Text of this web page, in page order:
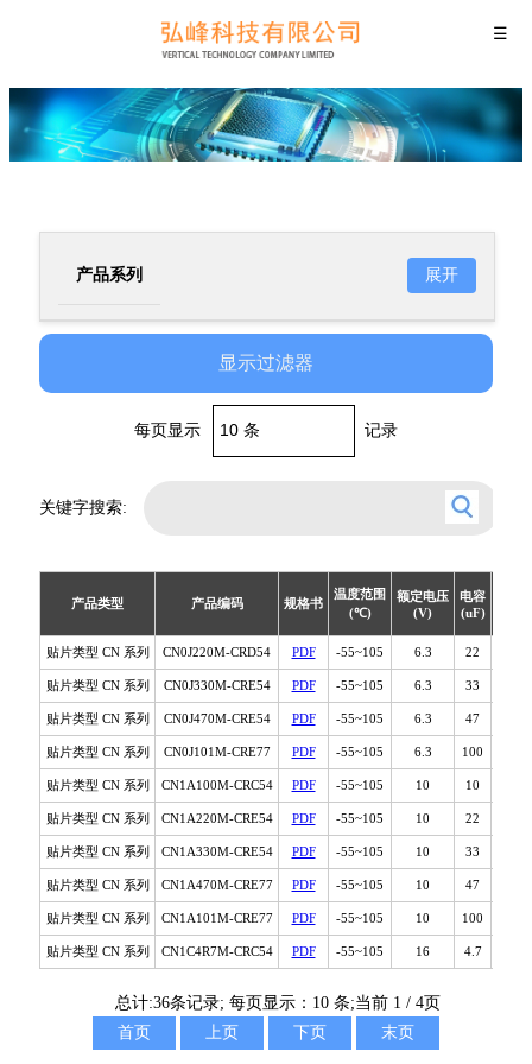
☰
产品系列 展开
VT系列贴片铝电解电容器
VE系列贴片铝电解电容器
SS系列贴片铝电解电容器
(小型品)
SC系列贴片铝电解电容器
(低漏电品)
KH系列贴片铝电解电容器
(高可靠性)
HU系列贴片铝电解电容器
(高压长寿命品)
FZ系列贴片铝电解电容器
(长寿命极低阻抗品)
CN系列贴片铝电解电容器
(双极性品)
显示过滤器
每页显示 记录
关键字搜索:
产品类型 产品编码 规格书
温度范围
(℃)
额定电压
(V)
电容
(uF)
贴片类型 CN 系列 CN0J220M-CRD54 PDF -55~105 6.3 22
贴片类型 CN 系列 CN0J330M-CRE54 PDF -55~105 6.3 33
贴片类型 CN 系列 CN0J470M-CRE54 PDF -55~105 6.3 47
贴片类型 CN 系列 CN0J101M-CRE77 PDF -55~105 6.3 100
贴片类型 CN 系列 CN1A100M-CRC54 PDF -55~105 10 10
贴片类型 CN 系列 CN1A220M-CRE54 PDF -55~105 10 22
贴片类型 CN 系列 CN1A330M-CRE54 PDF -55~105 10 33
贴片类型 CN 系列 CN1A470M-CRE77 PDF -55~105 10 47
贴片类型 CN 系列 CN1A101M-CRE77 PDF -55~105 10 100
贴片类型 CN 系列 CN1C4R7M-CRC54 PDF -55~105 16 4.7
总计:36条记录; 每页显示：10 条;当前 1 / 4页
首页 上页 下页 末页